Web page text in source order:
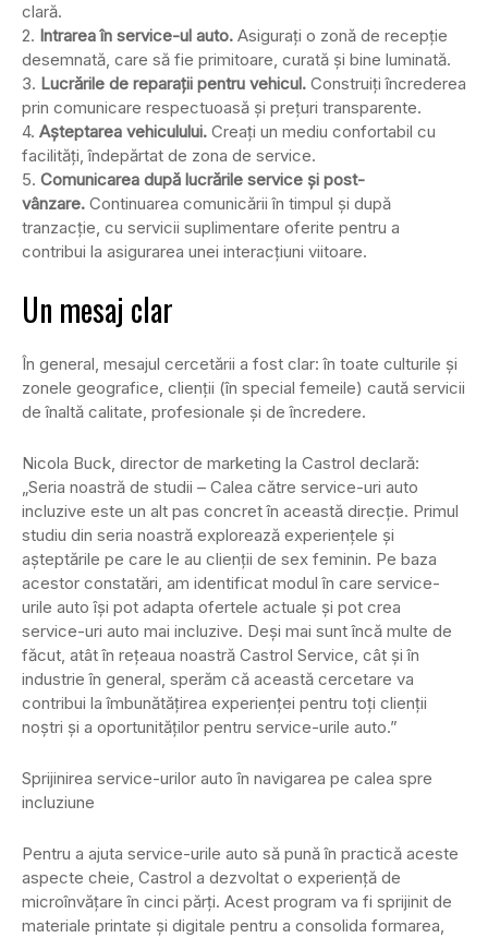
clară.
2. Intrarea în service-ul auto. Asigurați o zonă de recepție
desemnată, care să fie primitoare, curată și bine luminată.
3. Lucrările de reparații pentru vehicul. Construiți încrederea
prin comunicare respectuoasă și prețuri transparente.
4. Așteptarea vehiculului. Creați un mediu confortabil cu
facilități, îndepărtat de zona de service.
5. Comunicarea după lucrările service și post-
vânzare. Continuarea comunicării în timpul și după
tranzacție, cu servicii suplimentare oferite pentru a
contribui la asigurarea unei interacțiuni viitoare.
Un mesaj clar
În general, mesajul cercetării a fost clar: în toate culturile și
zonele geografice, clienții (în special femeile) caută servicii
de înaltă calitate, profesionale și de încredere.
Nicola Buck, director de marketing la Castrol declară:
„Seria noastră de studii – Calea către service-uri auto
incluzive este un alt pas concret în această direcție. Primul
studiu din seria noastră explorează experiențele și
așteptările pe care le au clienții de sex feminin. Pe baza
acestor constatări, am identificat modul în care service-
urile auto își pot adapta ofertele actuale și pot crea
service-uri auto mai incluzive. Deși mai sunt încă multe de
făcut, atât în rețeaua noastră Castrol Service, cât și în
industrie în general, sperăm că această cercetare va
contribui la îmbunătățirea experienței pentru toți clienții
noștri și a oportunităților pentru service-urile auto.”
Sprijinirea service-urilor auto în navigarea pe calea spre
incluziune
Pentru a ajuta service-urile auto să pună în practică aceste
aspecte cheie, Castrol a dezvoltat o experiență de
microînvățare în cinci părți. Acest program va fi sprijinit de
materiale printate și digitale pentru a consolida formarea,